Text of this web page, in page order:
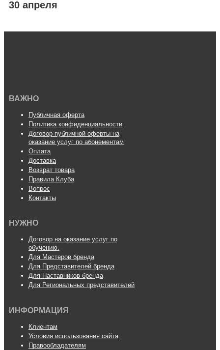
30 апреля
ВАЖНО
Публичная оферта
Политика конфиденциальности
Договор публичной оферты на
оказание услуг по абонементам
Оплата
Доставка
Возврат товара
Правила Клуба
Вопрос
Контакты
НУЖНО
Договор на оказание услуг по
обучению.
Для Мастеров бренда
Для Представителей бренда
Для Наставников бренда
Для Региональных представителей
ИНФОРМАЦИЯ
Клиентам
Условия использования сайта
Правообладателям